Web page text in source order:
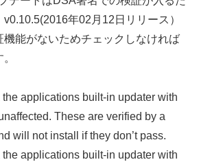
年02月12日リリース）
機能がないためチェックしなければ
the applications built-in updater with
These are verified by a
will not install if they don’t pass.
the applications built-in updater with